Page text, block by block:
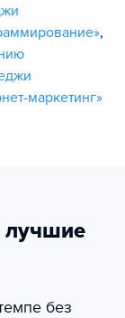
,
маркетинг»
лучшие
без